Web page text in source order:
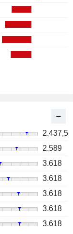
2.437,5
2.589
3.618
3.618
3.618
3.618
3.618